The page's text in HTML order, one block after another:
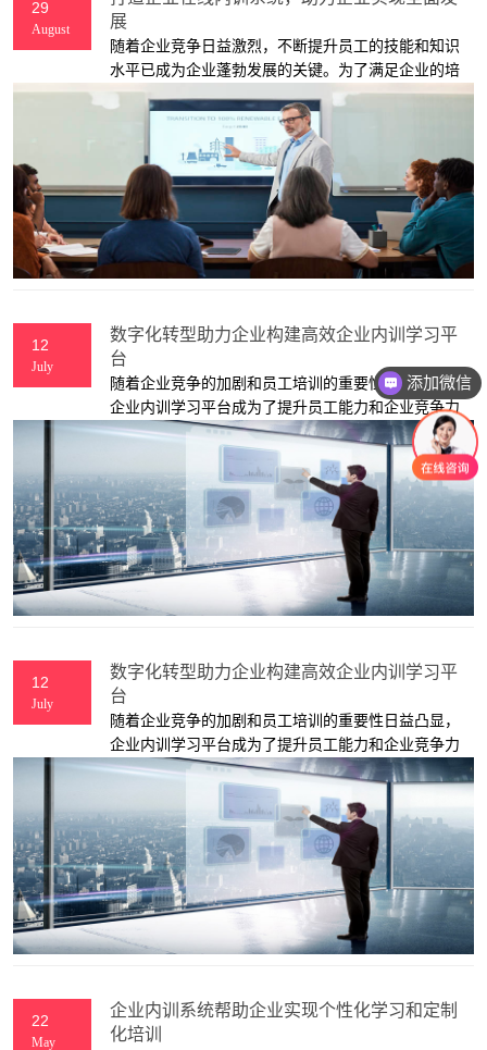
29
August
展
随着企业竞争日益激烈，不断提升员工的技能和知识
水平已成为企业蓬勃发展的关键。为了满足企业的培
训需求，艾艺作为一家专业的app制作企业公司，致
力于开发定制的企业在线内训系统，以满足企业的全
行业全场景的学习需求，并实现知识沉淀、跨区域管
理、技术传承、营销增长和绩效提升的目标。
12
July
数字化转型助力企业构建高效企业内训学习平
台
随着企业竞争的加剧和员工培训的重要性日益凸显，
企业内训学习平台成为了提升员工能力和企业竞争力
的重要工具。作为一家专注于企业内训学习平台开发
的服务提供商，我们致力于帮助企业通过数字化转
型，构建高效的企业内训学习平台，实现员工培训的
个性化、智能化和可视化。
12
July
数字化转型助力企业构建高效企业内训学习平
台
随着企业竞争的加剧和员工培训的重要性日益凸显，
企业内训学习平台成为了提升员工能力和企业竞争力
的重要工具。作为一家专注于企业内训学习平台开发
的服务提供商，我们致力于帮助企业通过数字化转
型，构建高效的企业内训学习平台，实现员工培训的
个性化、智能化和可视化。
22
May
企业内训系统帮助企业实现个性化学习和定制
化培训
添加微信